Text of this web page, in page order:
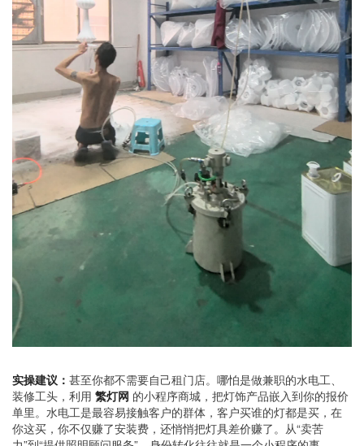
实操建议： 甚至你都不需要自己租门店。哪怕是做兼职的水电工、
装修工头，利用 繁灯网 的小程序商城，把灯饰产品嵌入到你的报价
单里。水电工是最容易接触客户的群体，客户买谁的灯都是买，在
你这买，你不仅赚了安装费，还悄悄把灯具差价赚了。从“卖苦